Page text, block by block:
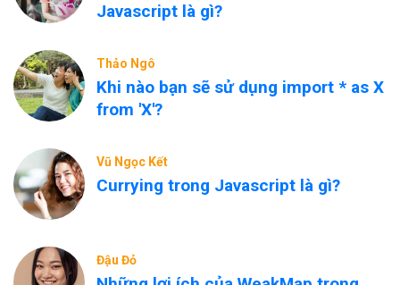
Javascript là gì?
Thảo Ngô
Khi nào bạn sẽ sử dụng import * as X
from 'X'?
Vũ Ngọc Kết
Currying trong Javascript là gì?
Đậu Đỏ